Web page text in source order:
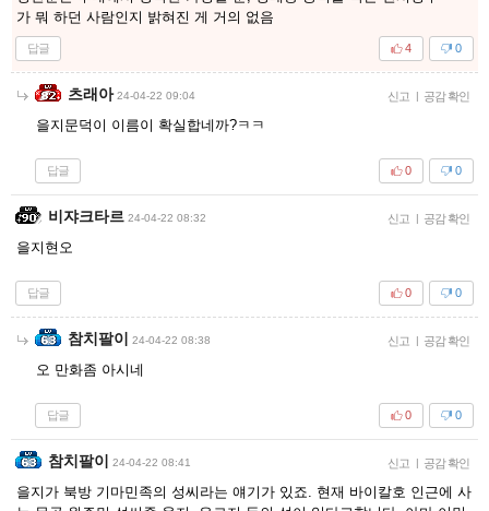
가 뭐 하던 사람인지 밝혀진 게 거의 없음
답글 0
4
츠래아 24-04-22 09:04 신고 | 공감 확인
을지문덕이 이름이 확실합네까?ㅋㅋ
답글 0
0
비쟈크타르 24-04-22 08:32 신고 | 공감 확인
을지현오
답글 0
0
참치팔이 24-04-22 08:38 신고 | 공감 확인
오 만화좀 아시네
답글 0
0
참치팔이 24-04-22 08:41 신고 | 공감 확인
을지가 북방 기마민족의 성씨라는 얘기가 있죠. 현재 바이칼호 인근에 사